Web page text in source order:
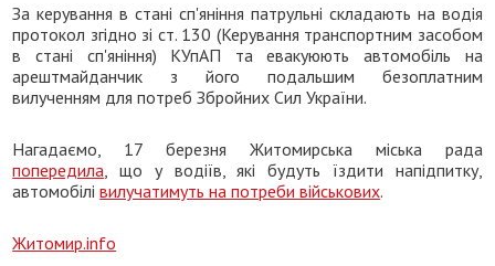
За керування в стані сп'яніння патрульні складають на водія
протокол згідно зі ст. 130 (Керування транспортним засобом
в стані сп'яніння) КУпАП та евакуюють автомобіль на
арештмайданчик з його подальшим безоплатним
вилученням для потреб Збройних Сил України.
Нагадаємо, 17 березня Житомирська міська рада
попередила , що у водіїв, які будуть їздити напідпитку,
автомобілівилучатимуть на потреби військових.
Житомир.info